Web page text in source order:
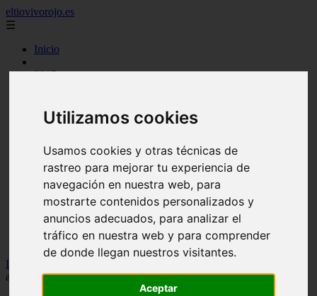
Utilizamos cookies
Usamos cookies y otras técnicas de
rastreo para mejorar tu experiencia de
navegación en nuestra web, para
mostrarte contenidos personalizados y
anuncios adecuados, para analizar el
tráfico en nuestra web y para comprender
de donde llegan nuestros visitantes.
Aceptar
eltiovivorojo.es
☰
Inicio
2015
carnes
comidas
huevos
mariscos
otros
postres
producto
reposteria
venezuela
verduras
Inicio
anual de Endocrinología, Diabetes y Nutrición